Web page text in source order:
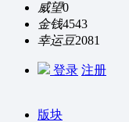
威望0
金钱4543
幸运豆2081
登录 注册
版块